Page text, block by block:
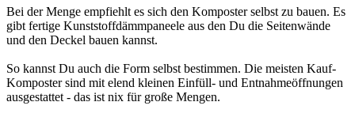
Bei der Menge empfiehlt es sich den Komposter selbst zu bauen. Es
gibt fertige Kunststoffdämmpaneele aus den Du die Seitenwände
und den Deckel bauen kannst.
So kannst Du auch die Form selbst bestimmen. Die meisten Kauf-
Komposter sind mit elend kleinen Einfüll- und Entnahmeöffnungen
ausgestattet - das ist nix für große Mengen.